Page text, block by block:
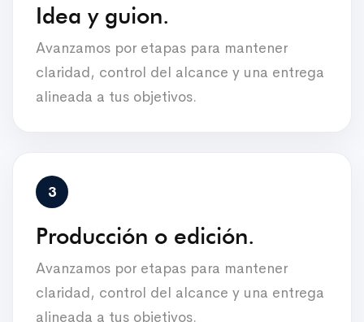
Idea y guion.
Avanzamos por etapas para mantener
claridad, control del alcance y una entrega
alineada a tus objetivos.
Producción o edición.
Avanzamos por etapas para mantener
claridad, control del alcance y una entrega
alineada a tus objetivos.